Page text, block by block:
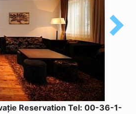
Reservation Tel: 00-36-1-